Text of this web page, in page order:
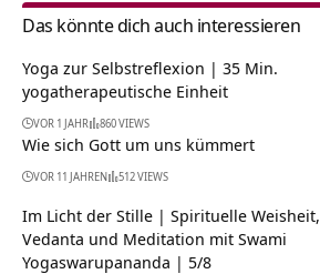
Das könnte dich auch interessieren
Yoga zur Selbstreflexion | 35 Min.
yogatherapeutische Einheit
VOR 1 JAHR 860 VIEWS
Wie sich Gott um uns kümmert
VOR 11 JAHREN 512 VIEWS
Im Licht der Stille | Spirituelle Weisheit,
Vedanta und Meditation mit Swami
Yogaswarupananda | 5/8